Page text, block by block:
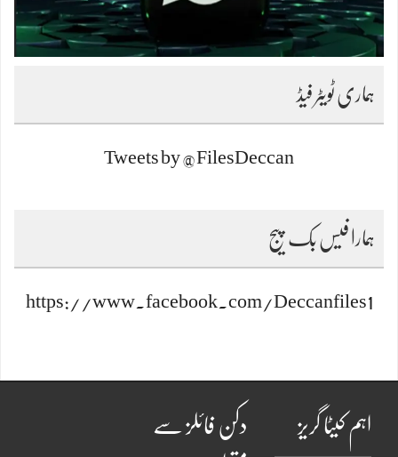
ہماری ٹویٹر فیڈ
Tweets by @FilesDeccan
ہمارا فیس بک پیج
https://www.facebook.com/Deccanfiles1
اہم کیٹا گریز دکن فائلز سے